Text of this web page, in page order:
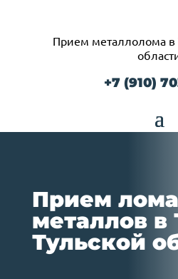
Прием металлолома в
+7 (910)
Прием
металлов в
Тульской